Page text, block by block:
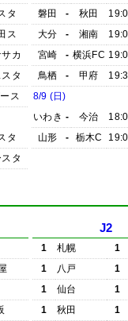
タ
ス
カ
タ
ス
タ
スタ
磐田
- 秋田
大分
- 湘南
宮崎
- 横浜FC
鳥栖
- 甲府
8/9 (日)
いわき - 今治
山形
- 栃木C
J2
1 札幌
1
1
八戸
1
1
仙台
1
1
秋田
1